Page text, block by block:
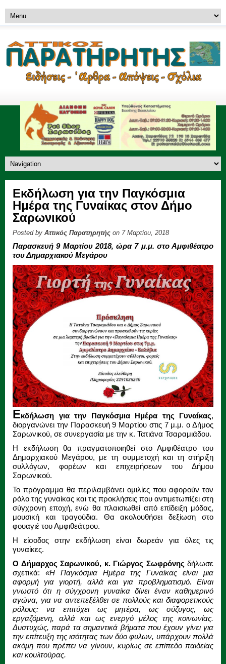
Εκδήλωση για την Παγκόσμια
Ημέρα της Γυναίκας στον Δήμο
Σαρωνικού
Posted by Αττικός Παρατηρητής on 7 Μαρτίου, 2018
Παρασκευή 9 Μαρτίου 2018, ώρα 7 μ.μ. στο Αμφιθέατρο
του Δημαρχιακού Μεγάρου
Εκδήλωση για την Παγκόσμια Ημέρα της Γυναίκας,
διοργανώνει την Παρασκευή 9 Μαρτίου στις 7 μ.μ. ο Δήμος
Σαρωνικού, σε συνεργασία με την κ. Τατιάνα Τσαραμιάδου.
Η εκδήλωση θα πραγματοποιηθεί στο Αμφιθέατρο του
Δημαρχιακού Μεγάρου, με τη συμμετοχή και τη στήριξη
συλλόγων, φορέων και επιχειρήσεων του Δήμου
Σαρωνικού.
Το πρόγραμμα θα περιλαμβάνει ομιλίες που αφορούν τον
ρόλο της γυναίκας και τις προκλήσεις που αντιμετωπίζει στη
σύγχρονη εποχή, ενώ θα πλαισιωθεί από επίδειξη μόδας,
μουσική και τραγούδια. Θα ακολουθήσει δεξίωση στο
φουαγιέ του Αμφιθεάτρου.
Η είσοδος στην εκδήλωση είναι δωρεάν για όλες τις
γυναίκες.
Ο Δήμαρχος Σαρωνικού, κ. Γιώργος Σωφρόνης δήλωσε
σχετικά: «Η Παγκόσμια Ημέρα της Γυναίκας είναι μια
αφορμή για γιορτή, αλλά και για προβληματισμό. Είναι
γνωστό ότι η σύγχρονη γυναίκα δίνει έναν καθημερινό
αγώνα, για να αντεπεξέλθει σε πολλούς και διαφορετικούς
ρόλους: να επιτύχει ως μητέρα, ως σύζυγος, ως
εργαζόμενη, αλλά και ως ενεργό μέλος της κοινωνίας.
Δυστυχώς, παρά τα σημαντικά βήματα που έχουν γίνει για
την επίτευξη της ισότητας των δύο φυλων, υπάρχουν πολλά
ακόμη που πρέπει να γίνουν, κυρίως σε επίπεδο παιδείας
και κουλτούρας.